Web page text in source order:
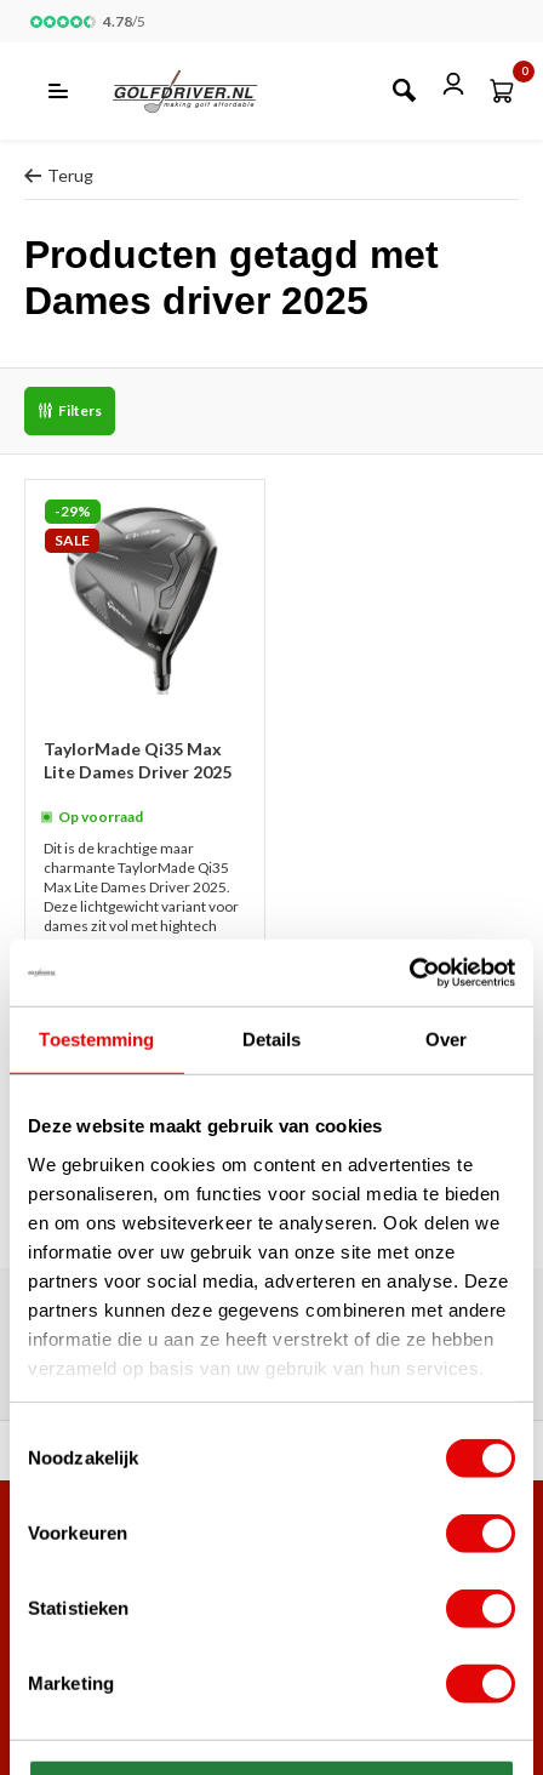
Toestemming Details Over
Deze website maakt gebruik van cookies
We gebruiken cookies om content en advertenties te
personaliseren, om functies voor social media te bieden
en om ons websiteverkeer te analyseren. Ook delen we
informatie over uw gebruik van onze site met onze
partners voor social media, adverteren en analyse. Deze
partners kunnen deze gegevens combineren met andere
informatie die u aan ze heeft verstrekt of die ze hebben
verzameld op basis van uw gebruik van hun services.
Noodzakelijk
Voorkeuren
Statistieken
Marketing
4.78/5
0
Terug
Producten getagd met
Dames driver 2025
Filters
-29%
SALE
TaylorMade Qi35 Max
Lite Dames Driver 2025
Op voorraad
Dit is de krachtige maar
charmante TaylorMade Qi35
Max Lite Dames Driver 2025.
Deze lichtgewicht variant voor
dames zit vol met hightech
Pagina 1 van 1
1
180.000+ Klanten | 5.000+ Reviews | Trusted Shops, TrustPilot,
Google
Reviews: Onze klanten aan het
woord
A-merken! Vóór 15:00 besteld,
Meer dan 38.000 klanten hebben zich al
Word ook lid van de nieuwsbrief en mis nooit meer de beste
golf aanbiedingen!
Abonneer